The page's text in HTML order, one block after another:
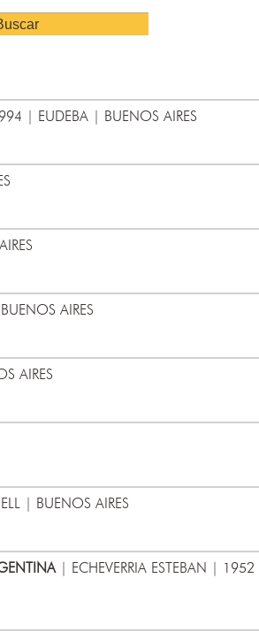
| EUDEBA | BUENOS AIRES
AIRES
AIRES
| BUENOS AIRES
| ECHEVERRIA ESTEBAN |